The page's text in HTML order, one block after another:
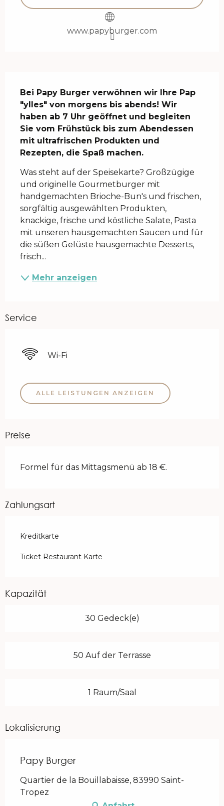
www.papyburger.com
Bei Papy Burger verwöhnen wir Ihre Pap
"ylles" von morgens bis abends! Wir
haben ab 7 Uhr geöffnet und begleiten
Sie vom Frühstück bis zum Abendessen
mit ultrafrischen Produkten und
Rezepten, die Spaß machen.
Was steht auf der Speisekarte? Großzügige
und originelle Gourmetburger mit
handgemachten Brioche-Bun's und frischen,
sorgfältig ausgewählten Produkten,
knackige, frische und köstliche Salate, Pasta
mit unseren hausgemachten Saucen und für
die süßen Gelüste hausgemachte Desserts,
frisch...
Mehr anzeigen
Service
Wi-Fi
ALLE LEISTUNGEN ANZEIGEN
Preise
Formel für das Mittagsmenü ab 18 €.
Zahlungsart
Kreditkarte
Ticket Restaurant Karte
Kapazität
30 Gedeck(e)
50 Auf der Terrasse
1 Raum/Saal
Lokalisierung
Papy Burger
Quartier de la Bouillabaisse, 83990 Saint-
Tropez